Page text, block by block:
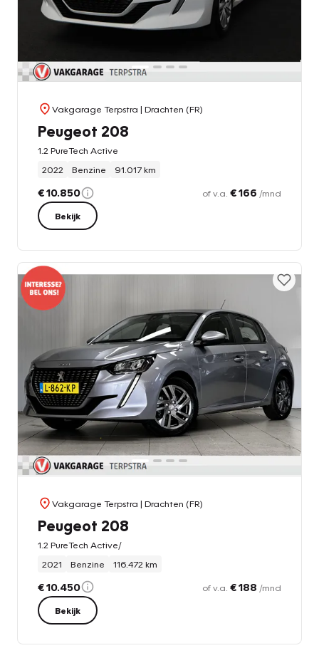
Vakgarage Terpstra | Drachten (FR)
Peugeot 208
1.2 PureTech Active
2022
Benzine 91.017 km
€ 10.850 of v.a. € 166 /mnd
Bekijk
Vakgarage Terpstra | Drachten (FR)
Peugeot 208
1.2 PureTech Active/
2021
Benzine 116.472 km
€ 10.450 of v.a. € 188 /mnd
Bekijk